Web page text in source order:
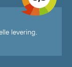
levering.